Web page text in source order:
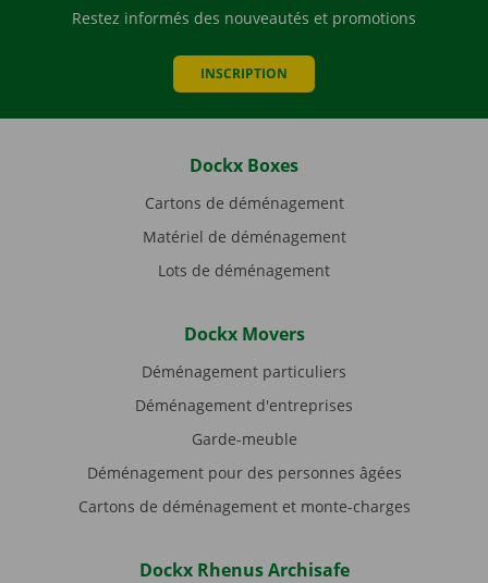
Restez informés des nouveautés et promotions
INSCRIPTION
Dockx Boxes
Cartons de déménagement
Matériel de déménagement
Lots de déménagement
Dockx Movers
Déménagement particuliers
Déménagement d'entreprises
Garde-meuble
Déménagement pour des personnes âgées
Cartons de déménagement et monte-charges
Dockx Rhenus Archisafe